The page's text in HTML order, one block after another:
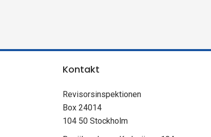
t
Kontakt
Revisorsinspektionen
Box 24014
104 50 Stockholm